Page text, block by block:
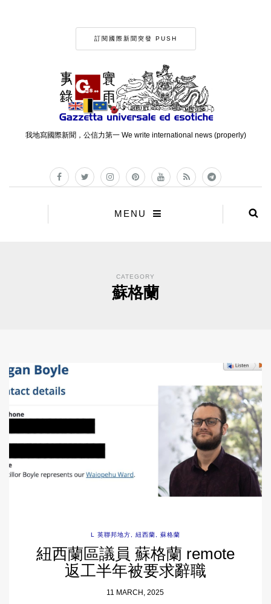
訂閱國際新聞突發 PUSH
我地寫國際新聞，公信力第一 We write international news (properly)
MENU
CATEGORY
蘇格蘭
L 英聯邦地方, 紐西蘭 , 蘇格蘭
紐西蘭區議員 蘇格蘭 remote
返工半年被要求辭職
11 MARCH, 2025